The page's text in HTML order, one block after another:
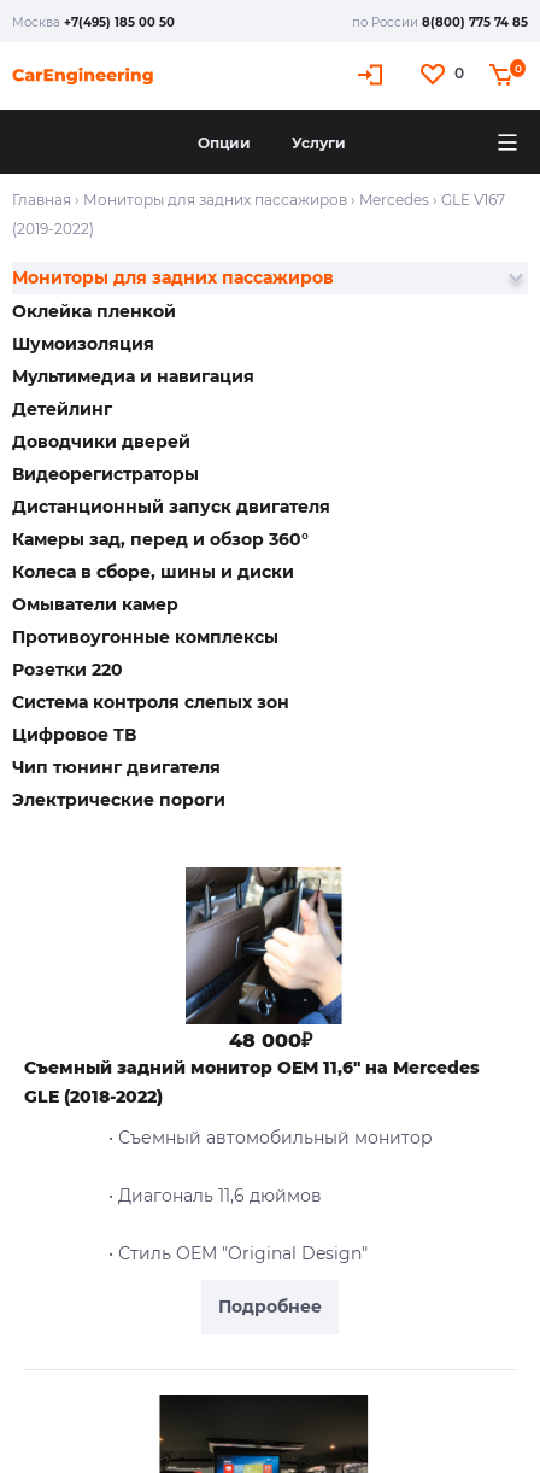
Москва +7(495) 185 00 50 по России 8(800) 775 74 85
0 0
Опции Услуги
Главная › Мониторы для задних пассажиров › Mercedes › GLE V167
(2019-2022)
Оклейка пленкой
Шумоизоляция
Мультимедиа и навигация
Детейлинг
Доводчики дверей
Видеорегистраторы
Дистанционный запуск двигателя
Камеры зад, перед и обзор 360°
Колеса в сборе, шины и диски
Мониторы для задних пассажиров
Омыватели камер
Противоугонные комплексы
Розетки 220
Система контроля слепых зон
Цифровое ТВ
Чип тюнинг двигателя
Электрические пороги
Подробнее
48 000₽
Cъемный задний монитор OEM 11,6" на Mercedes
GLE (2018-2022)
• Съемный автомобильный монитор
• Диагональ 11,6 дюймов
• Стиль OEM "Original Design"